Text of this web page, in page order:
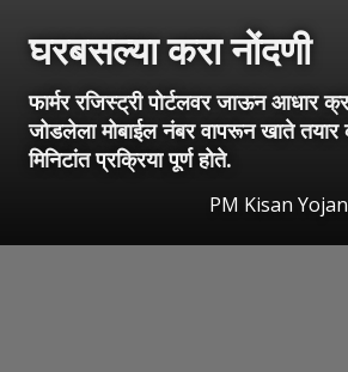
घरबसल्या करा नोंदणी
फार्मर रजिस्ट्री पोर्टलवर जाऊन आधार
जोडलेला मोबाईल नंबर वापरून खाते तयार
मिनिटांत प्रक्रिया पूर्ण होते.
PM Kisan